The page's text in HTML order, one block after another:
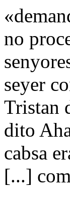
no
seyer
Tristan
dito
cabsa
[...]